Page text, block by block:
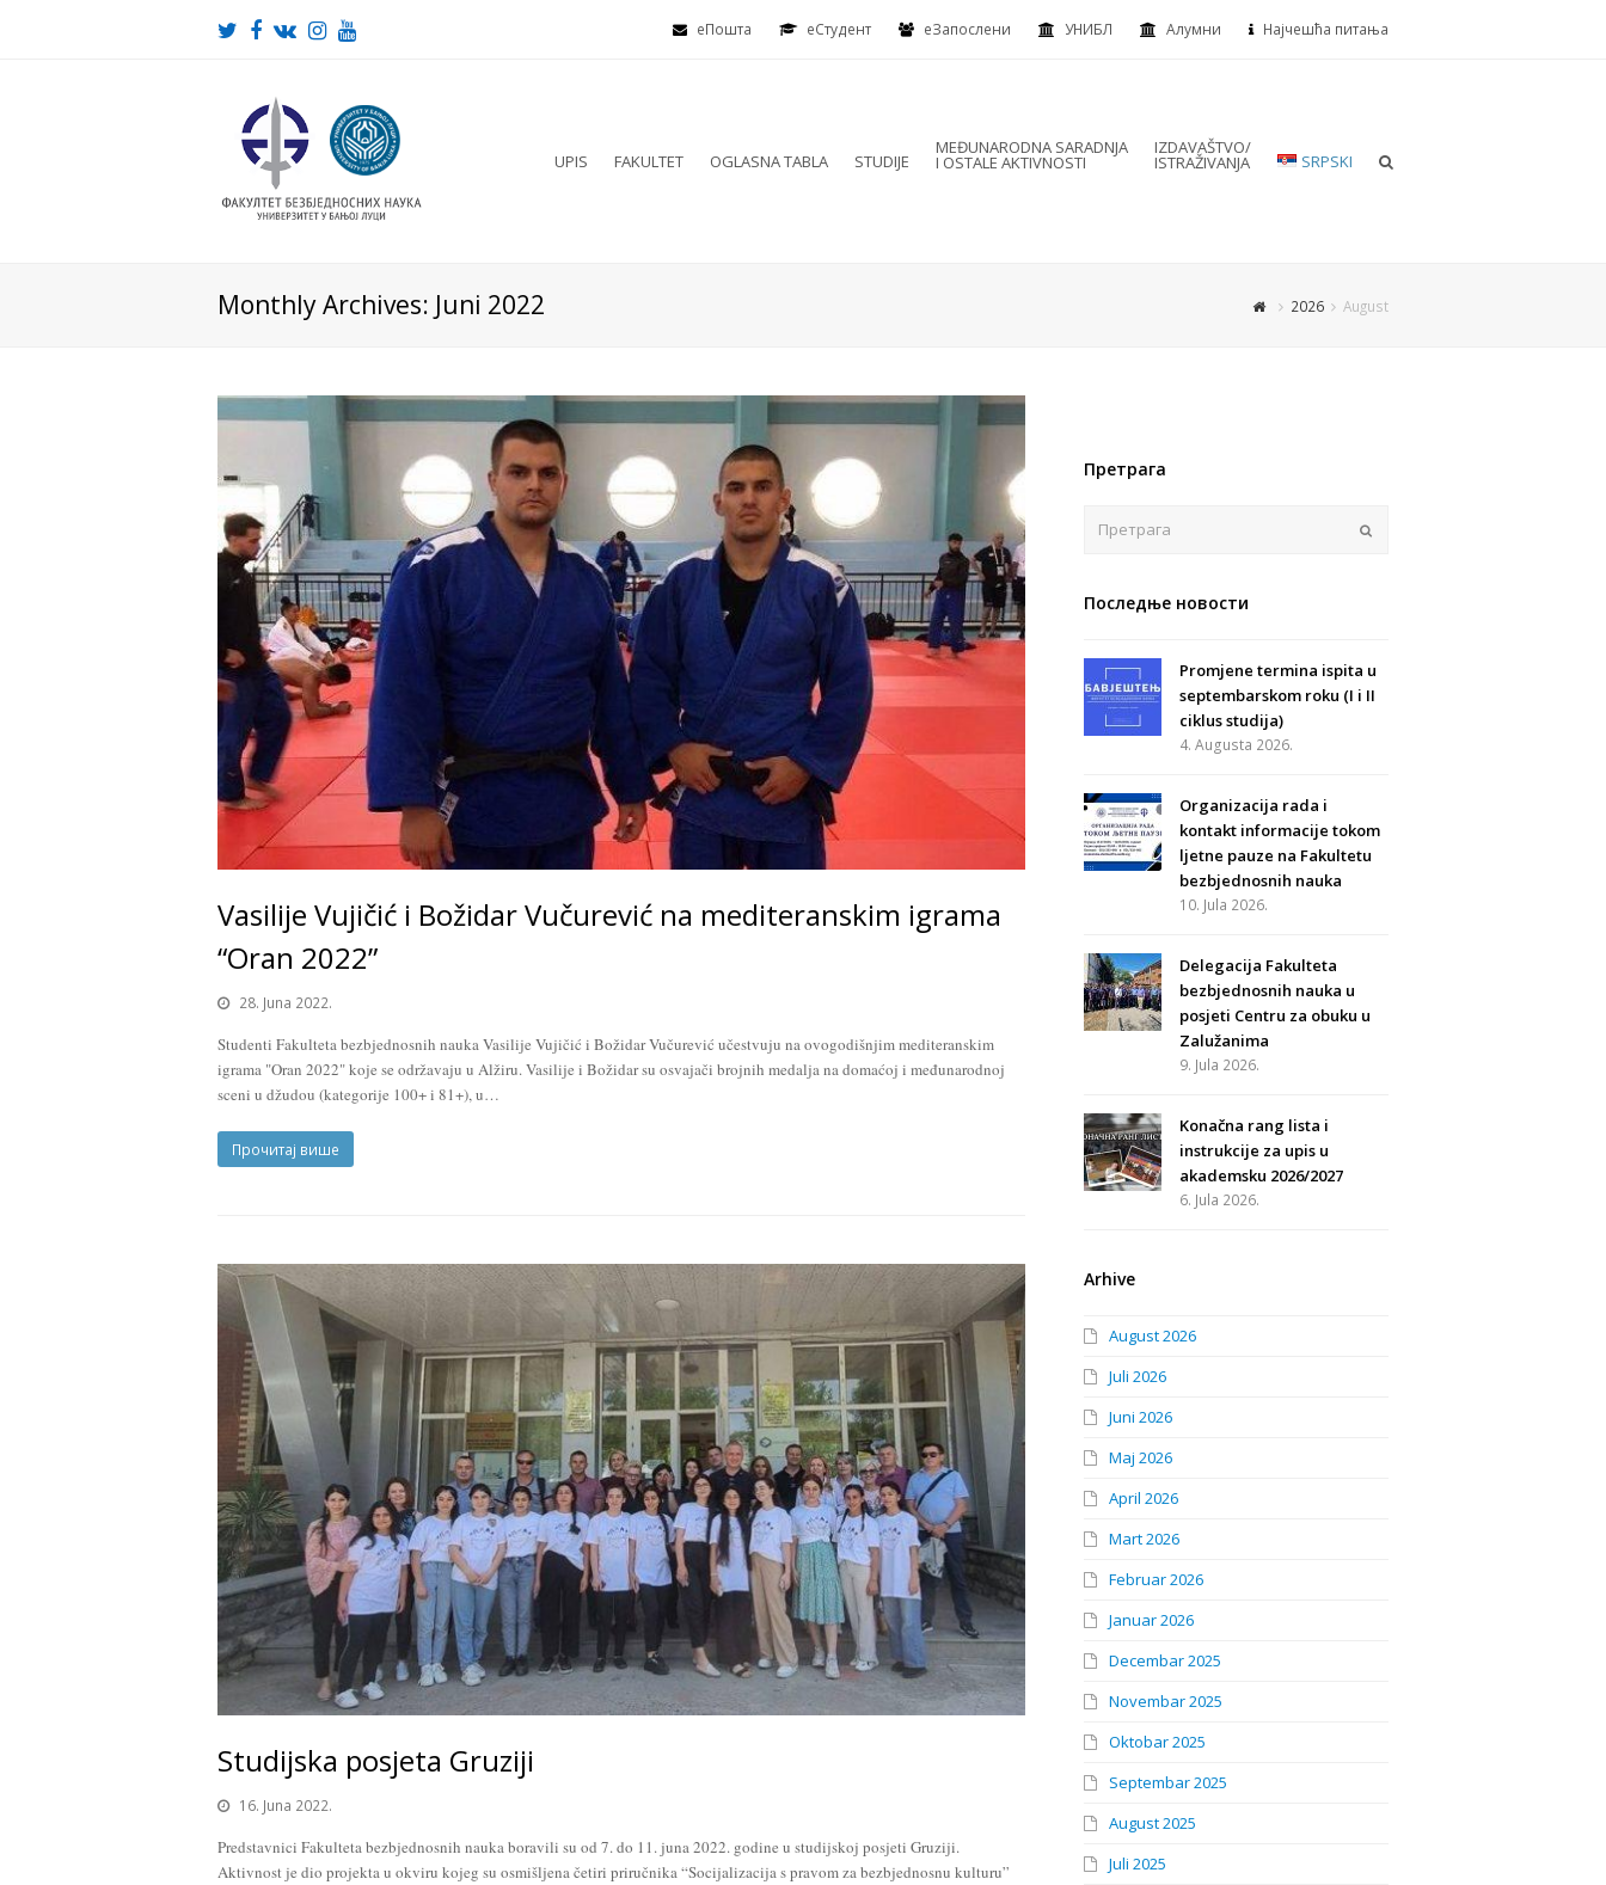
еПошта eСтудент еЗапослени УНИБЛ Алумни Најчешћа питања
Twitter
Facebook
VKInstagram
Youtube
UPIS FAKULTET OGLASNA TABLA STUDIJE
MEĐUNARODNA SARADNJA
I OSTALE AKTIVNOSTI
IZDAVAŠTVO/
ISTRAŽIVANJA SRPSKI
Monthly Archives: Juni 2022 2026 August
Vasilije Vujičić i Božidar Vučurević na mediteranskim igrama
“Oran 2022”
28. Juna 2022.
Studenti Fakulteta bezbjednosnih nauka Vasilije Vujičić i Božidar Vučurević učestvuju na ovogodišnjim mediteranskim
igrama "Oran 2022" koje se održavaju u Alžiru. Vasilije i Božidar su osvajači brojnih medalja na domaćoj i međunarodnoj
sceni u džudou (kategorije 100+ i 81+), u…
Прочитај више
Studijska posjeta Gruziji
16. Juna 2022.
Predstavnici Fakulteta bezbjednosnih nauka boravili su od 7. do 11. juna 2022. godine u studijskoj posjeti Gruziji.
Aktivnost je dio projekta u okviru kojeg su osmišljena četiri priručnika “Socijalizacija s pravom za bezbjednosnu kulturu”
Претрага
Последње новости
Promjene termina ispita u
septembarskom roku (I i II
ciklus studija)
4. Augusta 2026.
Organizacija rada i
kontakt informacije tokom
ljetne pauze na Fakultetu
bezbjednosnih nauka
10. Jula 2026.
Delegacija Fakulteta
bezbjednosnih nauka u
posjeti Centru za obuku u
Zalužanima
9. Jula 2026.
Konačna rang lista i
instrukcije za upis u
akademsku 2026/2027
6. Jula 2026.
Arhive
August 2026
Juli 2026
Juni 2026
Maj 2026
April 2026
Mart 2026
Februar 2026
Januar 2026
Decembar 2025
Novembar 2025
Oktobar 2025
Septembar 2025
August 2025
Juli 2025